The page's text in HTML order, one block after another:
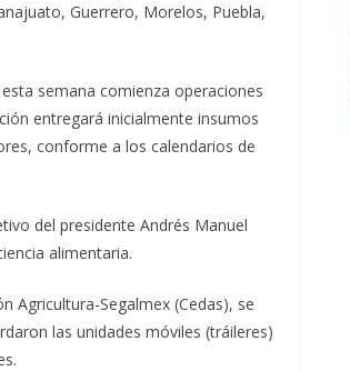
Guerrero, Morelos, Puebla,
semana comienza operaciones
entregará inicialmente insumos
conforme a los calendarios de
del presidente Andrés Manuel
alimentaria.
Agricultura-Segalmex (Cedas), se
las unidades móviles (tráileres)